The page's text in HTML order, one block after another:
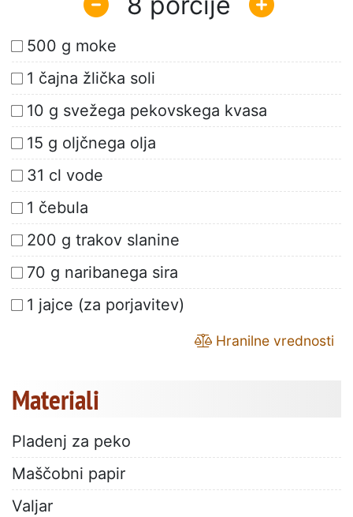
500 g moke
1 čajna žlička soli
10 g svežega pekovskega kvasa
15 g oljčnega olja
31 cl vode
1 čebula
200 g trakov slanine
70 g naribanega sira
1 jajce (za porjavitev)
Hranilne vrednosti
Materiali
Pladenj za peko
Maščobni papir
Valjar